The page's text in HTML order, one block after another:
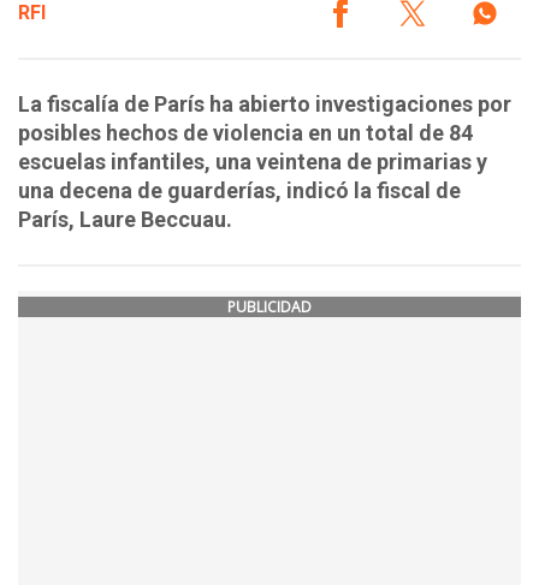
RFI
La fiscalía de París ha abierto investigaciones por
posibles hechos de violencia en un total de 84
escuelas infantiles, una veintena de primarias y
una decena de guarderías, indicó la fiscal de
París, Laure Beccuau.
PUBLICIDAD